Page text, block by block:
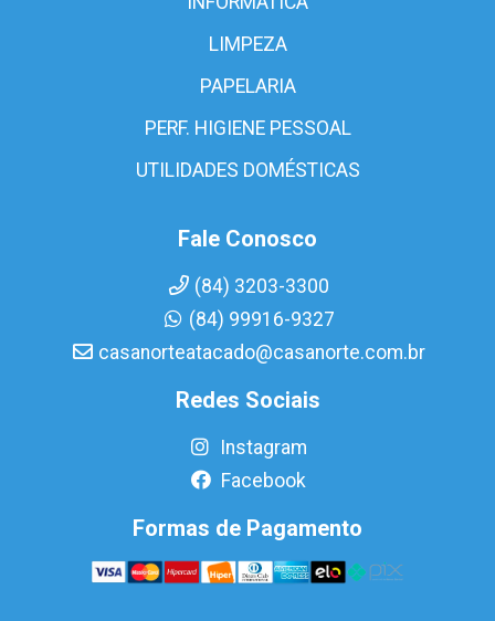
LIMPEZA
PAPELARIA
PERF. HIGIENE PESSOAL
UTILIDADES DOMÉSTICAS
Fale Conosco
(84) 3203-3300
(84) 99916-9327
casanorteatacado@casanorte.com.br
Redes Sociais
Instagram
Facebook
Formas de Pagamento